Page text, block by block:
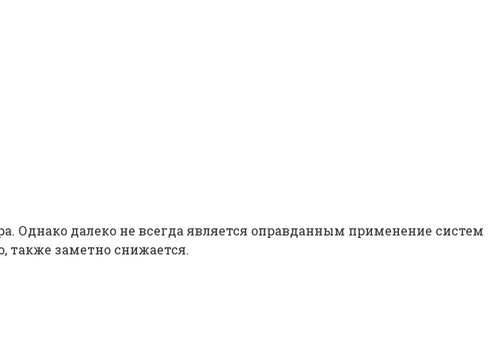
Однако далеко не всегда является оправданным применение систем
также заметно снижается.